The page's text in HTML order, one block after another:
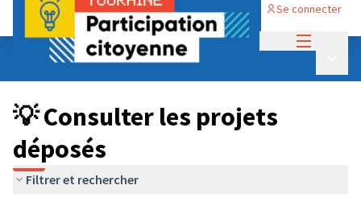
Se connecter
Budget Participatif JEUNESSE 2024
💡 Consulter les projets déposés
💡 Consulter les projets
déposés
Filtrer et rechercher